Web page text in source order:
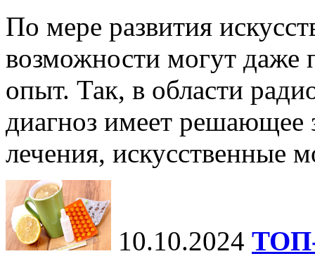
По мере развития
возможности могут даже
опыт. Так, в области
диагноз имеет решающее
лечения, искусственные
10.10.2024 ТОП-